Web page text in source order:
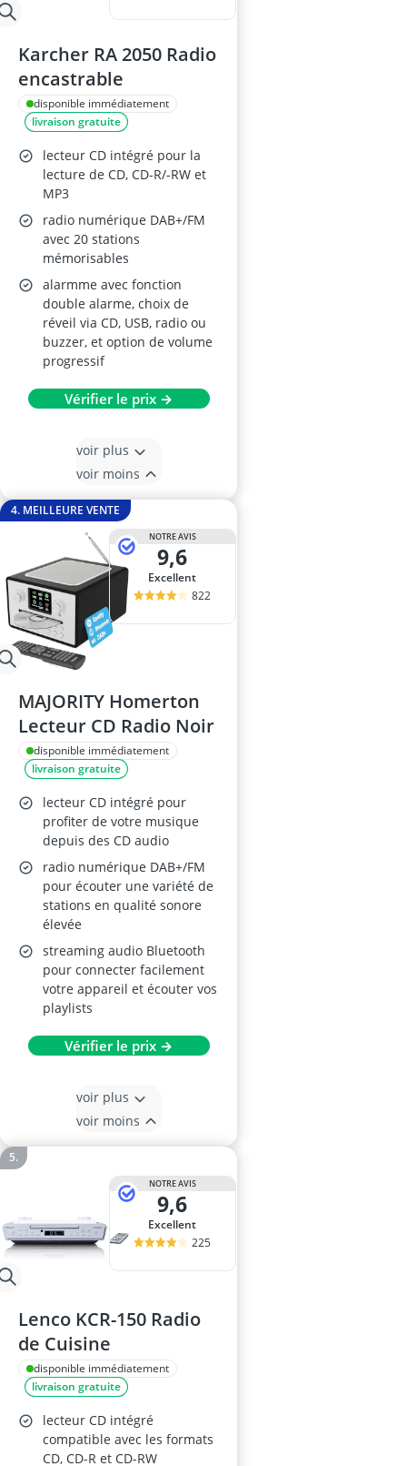
Karcher RA 2050 Radio
encastrable
disponible immédiatement
livraison gratuite
lecteur CD intégré pour la
lecture de CD, CD-R/-RW et
MP3
radio numérique DAB+/FM
avec 20 stations
mémorisables
alarmme avec fonction
double alarme, choix de
réveil via CD, USB, radio ou
buzzer, et option de volume
progressif
Vérifier le prix →
voir plus
voir moins
4. MEILLEURE VENTE
NOTRE AVIS
9,6
Excellent
822
MAJORITY Homerton
Lecteur CD Radio Noir
disponible immédiatement
livraison gratuite
lecteur CD intégré pour
profiter de votre musique
depuis des CD audio
radio numérique DAB+/FM
pour écouter une variété de
stations en qualité sonore
élevée
streaming audio Bluetooth
pour connecter facilement
votre appareil et écouter vos
playlists
Vérifier le prix →
voir plus
voir moins
NOTRE AVIS
9,6
Excellent
225
Lenco KCR-150 Radio
de Cuisine
disponible immédiatement
livraison gratuite
lecteur CD intégré
compatible avec les formats
CD, CD-R et CD-RW